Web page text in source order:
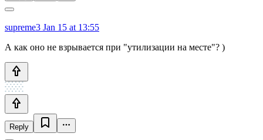
supreme3 Jan 15 at 13:55
А как оно не взрывается при "утилизации на месте"? )
Reply